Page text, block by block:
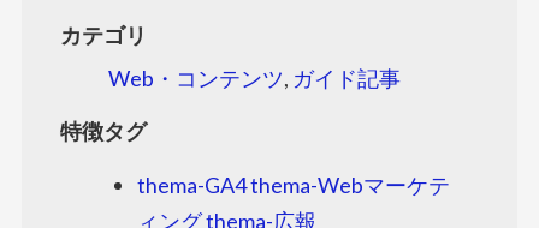
カテゴリ
Web・コンテンツ, ガイド記事
特徴タグ
thema-GA4thema-Webマーケテ
ィングthema-広報